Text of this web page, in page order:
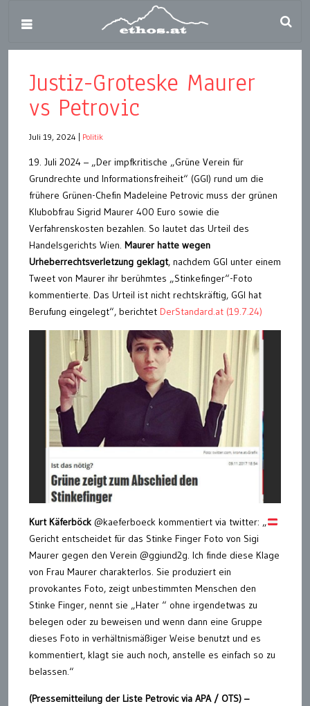
Justiz-Groteske Maurer
vs Petrovic
Juli 19, 2024 Politik
19. Juli 2024 – „Der impfkritische „Grüne Verein für
Grundrechte und Informationsfreiheit“ (GGI) rund um die
frühere Grünen-Chefin Madeleine Petrovic muss der grünen
Klubobfrau Sigrid Maurer 400 Euro sowie die
Verfahrenskosten bezahlen. So lautet das Urteil des
Handelsgerichts Wien. Maurer hatte wegen
Urheberrechtsverletzung geklagt, nachdem GGI unter einem
Tweet von Maurer ihr berühmtes „Stinkefinger“-Foto
kommentierte. Das Urteil ist nicht rechtskräftig, GGI hat
Berufung eingelegt“, berichtet DerStandard.at (19.7.24)
Kurt Käferböck @kaeferboeck kommentiert via twitter: „
Gericht entscheidet für das Stinke Finger Foto von Sigi
Maurer gegen den Verein @ggiund2g. Ich finde diese Klage
von Frau Maurer charakterlos. Sie produziert ein
provokantes Foto, zeigt unbestimmten Menschen den
Stinke Finger, nennt sie „Hater “ ohne irgendetwas zu
belegen oder zu beweisen und wenn dann eine Gruppe
dieses Foto in verhältnismäßiger Weise benutzt und es
kommentiert, klagt sie auch noch, anstelle es einfach so zu
belassen.“
(Pressemitteilung der Liste Petrovic via APA / OTS) –